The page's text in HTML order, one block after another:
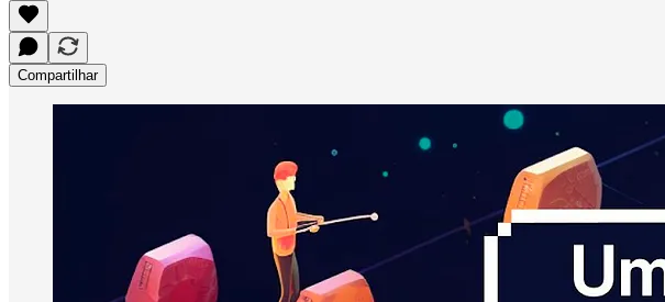
Compartilhar